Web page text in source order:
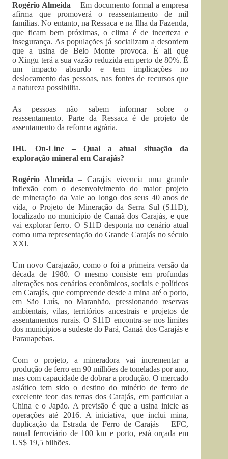
Rogério Almeida – Em documento formal a empresa
afirma que promoverá o reassentamento de mil
famílias. No entanto, na Ressaca e na Ilha da Fazenda,
que ficam bem próximas, o clima é de incerteza e
insegurança. As populações já socializam a desordem
que a usina de Belo Monte provoca. É ali que
o Xingu terá a sua vazão reduzida em perto de 80%. É
um impacto absurdo e tem implicações no
deslocamento das pessoas, nas fontes de recursos que
a natureza possibilita.
As pessoas não sabem informar sobre o
reassentamento. Parte da Ressaca é de projeto de
assentamento da reforma agrária.
IHU On-Line – Qual a atual situação da
exploração mineral em Carajás?
Rogério Almeida – Carajás vivencia uma grande
inflexão com o desenvolvimento do maior projeto
de mineração da Vale ao longo dos seus 40 anos de
vida, o Projeto de Mineração da Serra Sul (S11D),
localizado no município de Canaã dos Carajás, e que
vai explorar ferro. O S11D desponta no cenário atual
como uma representação do Grande Carajás no século
XXI.
Um novo Carajazão, como o foi a primeira versão da
década de 1980. O mesmo consiste em profundas
alterações nos cenários econômicos, sociais e políticos
em Carajás, que compreende desde a mina até o porto,
em São Luís, no Maranhão, pressionando reservas
ambientais, vilas, territórios ancestrais e projetos de
assentamentos rurais. O S11D encontra-se nos limites
dos municípios a sudeste do Pará, Canaã dos Carajás e
Parauapebas.
Com o projeto, a mineradora vai incrementar a
produção de ferro em 90 milhões de toneladas por ano,
mas com capacidade de dobrar a produção. O mercado
asiático tem sido o destino do minério de ferro de
excelente teor das terras dos Carajás, em particular a
China e o Japão. A previsão é que a usina inicie as
operações até 2016. A iniciativa, que inclui mina,
duplicação da Estrada de Ferro de Carajás – EFC,
ramal ferroviário de 100 km e porto, está orçada em
US$ 19,5 bilhões.